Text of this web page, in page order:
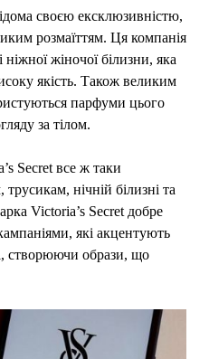
своєю ексклюзивністю,
розмаїттям. Ця компанія
ніжної жіночої білизни, яка
якість. Також великим
парфуми цього
за тілом.
Secret все ж таки
нічній білизні та
Victoria’s Secret добре
які акцентують
створюючи образи, що